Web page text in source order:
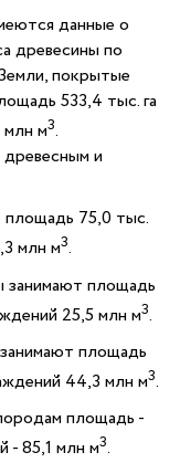
данные о
древесины по
покрытые
533,4 тыс. га
м3.
и
75,0 тыс.
млн м3.
занимают площадь
25,5 млн м3.
площадь
44,3 млн м3.
площадь -
- 85,1 млн м3.